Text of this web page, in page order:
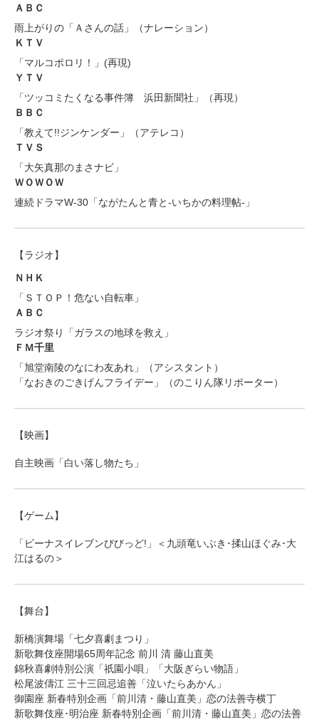
ＡＢＣ
雨上がりの「Ａさんの話」（ナレーション）
ＫＴＶ
「マルコポロリ！」(再現)
ＹＴＶ
「ツッコミたくなる事件簿 浜田新聞社」（再現）
ＢＢＣ
「教えて!!ジンケンダー」（アテレコ）
ＴＶＳ
「大矢真那のまさナビ」
ＷＯＷＯＷ
連続ドラマW-30「ながたんと青と-いちかの料理帖-」
【ラジオ】
ＮＨＫ
「ＳＴＯＰ！危ない自転車」
ＡＢＣ
ラジオ祭り「ガラスの地球を救え」
ＦＭ千里
「旭堂南陵のなにわ友あれ」（アシスタント）
「なおきのごきげんフライデー」（のこりん隊リポーター）
【映画】
自主映画「白い落し物たち」
【ゲーム】
「ビーナスイレブンびびっど!」＜九頭竜いぶき･揉山ほぐみ･大
江はるの＞
【舞台】
新橋演舞場「七夕喜劇まつり」
新歌舞伎座開場65周年記念 前川 清 藤山直美
錦秋喜劇特別公演「祇園小唄」「大阪ぎらい物語」
松尾波儔江 三十三回忌追善「泣いたらあかん」
御園座 新春特別企画「前川清・藤山直美」恋の法善寺横丁
新歌舞伎座･明治座 新春特別企画「前川清・藤山直美」恋の法善